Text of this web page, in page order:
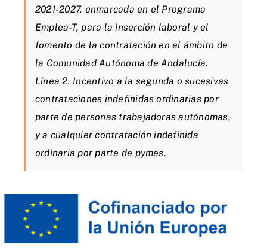
2021-2027, enmarcada en el Programa
Emplea-T, para la inserción laboral y el
fomento de la contratación en el ámbito de
la Comunidad Autónoma de Andalucía.
Línea 2. Incentivo a la segunda o sucesivas
contrataciones indefinidas ordinarias por
parte de personas trabajadoras autónomas,
y a cualquier contratación indefinida
ordinaria por parte de pymes.